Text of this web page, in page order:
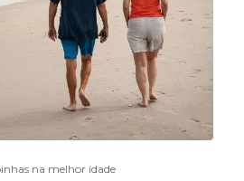
na melhor idade